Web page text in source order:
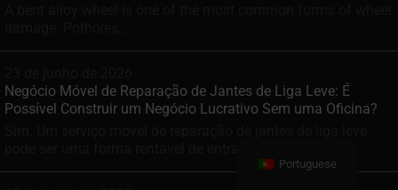
Negócio Móvel de Reparação de Jantes de Liga Leve: É
Possível Construir um Negócio Lucrativo Sem uma Oficina?
Portuguese